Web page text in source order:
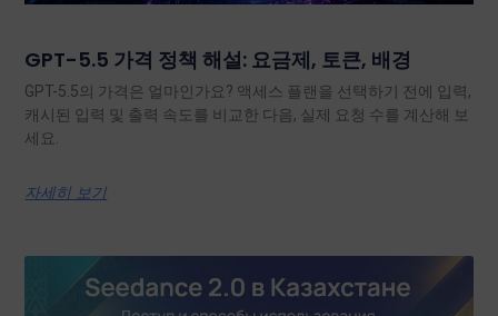
GPT-5.5 가격 정책 해설: 요금제, 토큰, 배경
GPT-5.5의 가격은 얼마인가요? 액세스 플랜을 선택하기 전에 입력,
캐시된 입력 및 출력 속도를 비교한 다음, 실제 요청 수를 계산해 보
세요.
자세히 보기